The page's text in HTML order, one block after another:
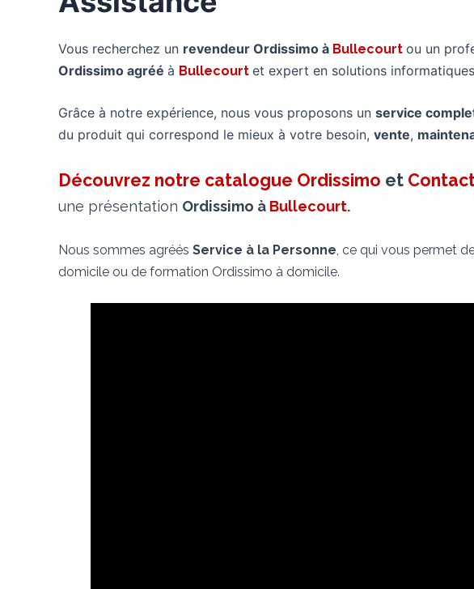
Vous recherchez un revendeur Ordissimo à Bullecourt ou un
Ordissimo agréé à Bullecourt et expert en solutions
Grâce à notre expérience, nous vous proposons un service
du produit qui correspond le mieux à votre besoin, vente,
Découvrez notre catalogue Ordissimo et
une présentation Ordissimo à Bullecourt.
Nous sommes agréés Service à la Personne , ce qui vous permet
domicile ou de formation Ordissimo à domicile.